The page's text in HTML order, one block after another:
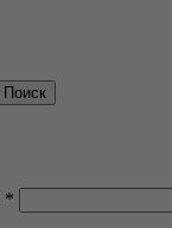
Поиск
*